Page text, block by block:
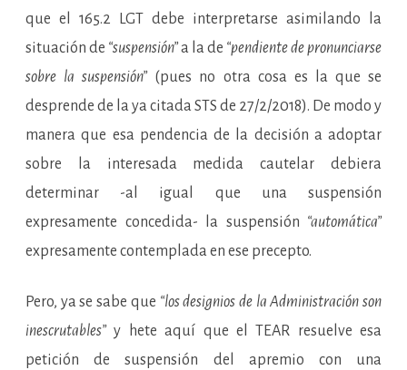
que el 165.2 LGT debe interpretarse asimilando la
situación de “suspensión”a la de “pendiente de pronunciarse
sobre la suspensión”(pues no otra cosa es la que se
desprende de la ya citada STS de 27/2/2018). De modo y
manera que esa pendencia de la decisión a adoptar
sobre la interesada medida cautelar debiera
determinar -al igual que una suspensión
expresamente concedida- la suspensión “automática”
expresamente contemplada en ese precepto.
Pero, ya se sabe que “los designios de la Administración son
inescrutables”y hete aquí que el TEAR resuelve esa
petición de suspensión del apremio con una